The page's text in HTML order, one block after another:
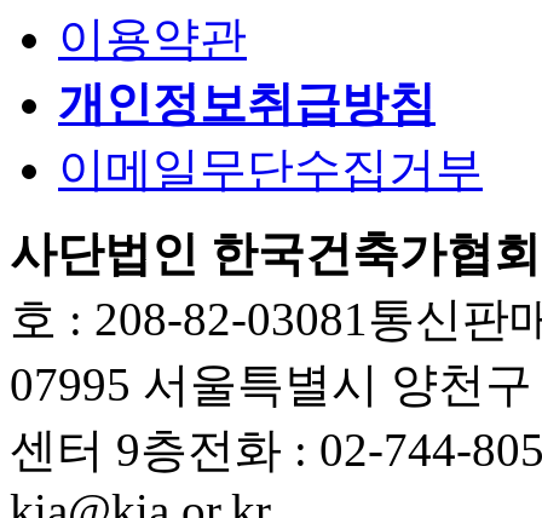
이용약관
개인정보취급방침
이메일무단수집거부
사단법인 한국건축가협회
호 : 208-82-03081 통신판
07995 서울특별시 양천
센터 9층전화 : 02-744-